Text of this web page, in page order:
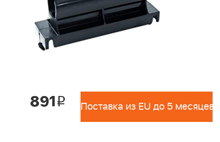
891i Поставка из EU до 5 месяцев